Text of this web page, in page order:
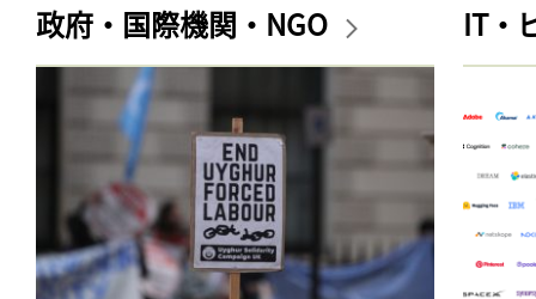
政府・国際機関・NGO IT・